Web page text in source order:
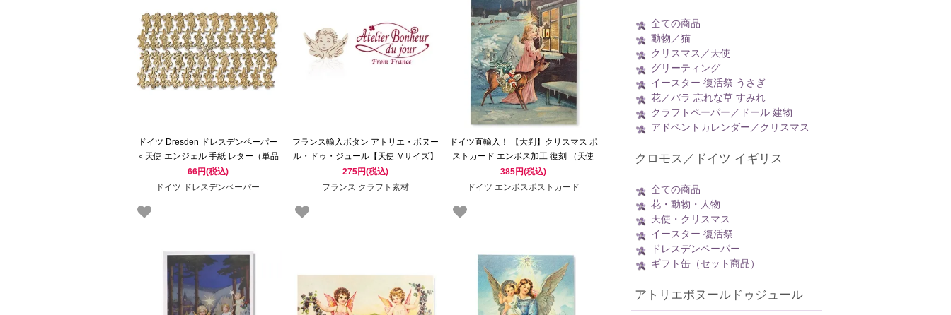
ドイツ Dresden ドレスデンペーパー
＜天使 エンジェル 手紙 レター（単品
パーツ売り）＞
66円(税込)
ドイツ ドレスデンペーパー
フランス輸入ボタン アトリエ・ボヌー
ル・ドゥ・ジュール【天使 Mサイズ】
275円(税込)
フランス クラフト素材
ドイツ直輸入！ 【大判】クリスマス ポ
ストカード エンボス加工 復刻 （天使
子鹿 クリスマスツリー おもちゃ）
385円(税込)
ドイツ エンボスポストカード
全ての商品
動物／猫
クリスマス／天使
グリーティング
イースター 復活祭 うさぎ
花／バラ 忘れな草 すみれ
クラフトペーパー／ドール 建物
アドベントカレンダー／クリスマス
クロモス／ドイツ イギリス
全ての商品
花・動物・人物
天使・クリスマス
イースター 復活祭
ドレスデンペーパー
ギフト缶（セット商品）
アトリエボヌールドゥジュール